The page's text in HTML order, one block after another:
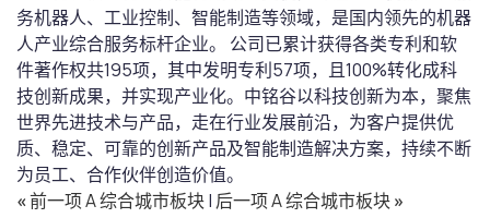
务机器人、工业控制、智能制造等领域，是国内领先的机器
人产业综合服务标杆企业。 公司已累计获得各类专利和软
件著作权共195项，其中发明专利57项，且100%转化成科
技创新成果，并实现产业化。中铭谷以科技创新为本，聚焦
世界先进技术与产品，走在行业发展前沿，为客户提供优
质、稳定、可靠的创新产品及智能制造解决方案，持续不断
为员工、合作伙伴创造价值。
«前一项 A 综合城市板块| 后一项 A 综合城市板块»